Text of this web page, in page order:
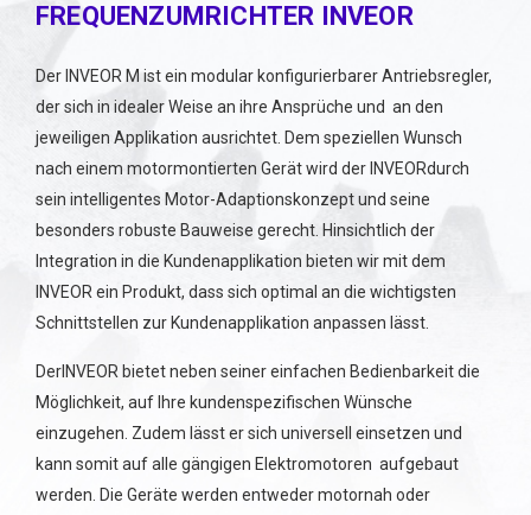
FREQUENZUMRICHTER INVEOR
Der INVEOR M ist ein mod­u­lar kon­fig­urier­barer Antriebsregler,
der sich in ide­aler Weise an ihre Ansprüche und an den
jeweiligen Ap­p­lika­tion aus­richtet. Dem speziellen Wunsch
nach einem motormontierten Gerät wird der INVEORdurch
sein intelligentes Motor-Adaptionskonzept und seine
besonders robuste Bauweise gerecht. Hinsichtlich der
Integration in die Kundenapplikation bieten wir mit dem
INVEOR ein Produkt, dass sich optimal an die wichtig­sten
Schnittstellen zur Kun­de­nap­p­lika­tion anpassen lässt.
DerINVEOR bietet neben seiner einfachen Bedienbarkeit die
Möglichkeit, auf Ihre kundenspezifischen Wünsche
einzugehen. Zudem lässt er sich universell einsetzen und
kann somit auf alle gängigen Elektromotoren aufgebaut
werden. Die Geräte werden entweder motornah oder